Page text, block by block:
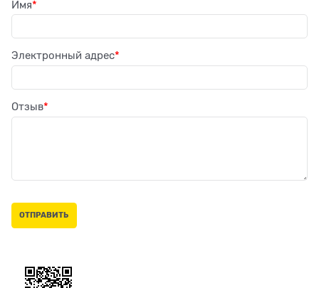
Имя
Электронный адрес
Отзыв